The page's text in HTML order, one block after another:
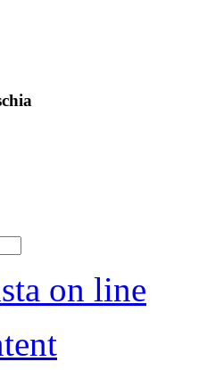
on line